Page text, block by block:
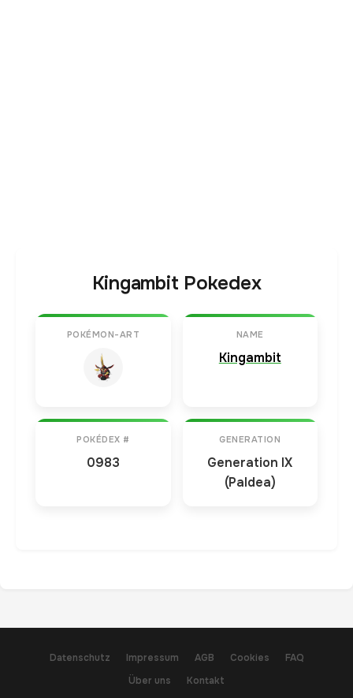
Kingambit Pokedex
POKÉMON-ART NAME
Kingambit
POKÉDEX #
0983
GENERATION
Generation IX
(Paldea)
Datenschutz Impressum AGB Cookies
FAQ
Über uns
Kontakt